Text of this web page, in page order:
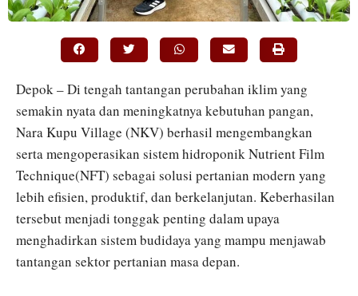
Depok – Di tengah tantangan perubahan iklim yang
semakin nyata dan meningkatnya kebutuhan pangan,
Nara Kupu Village (NKV) berhasil mengembangkan
serta mengoperasikan sistem hidroponik Nutrient Film
Technique(NFT) sebagai solusi pertanian modern yang
lebih efisien, produktif, dan berkelanjutan. Keberhasilan
tersebut menjadi tonggak penting dalam upaya
menghadirkan sistem budidaya yang mampu menjawab
tantangan sektor pertanian masa depan.